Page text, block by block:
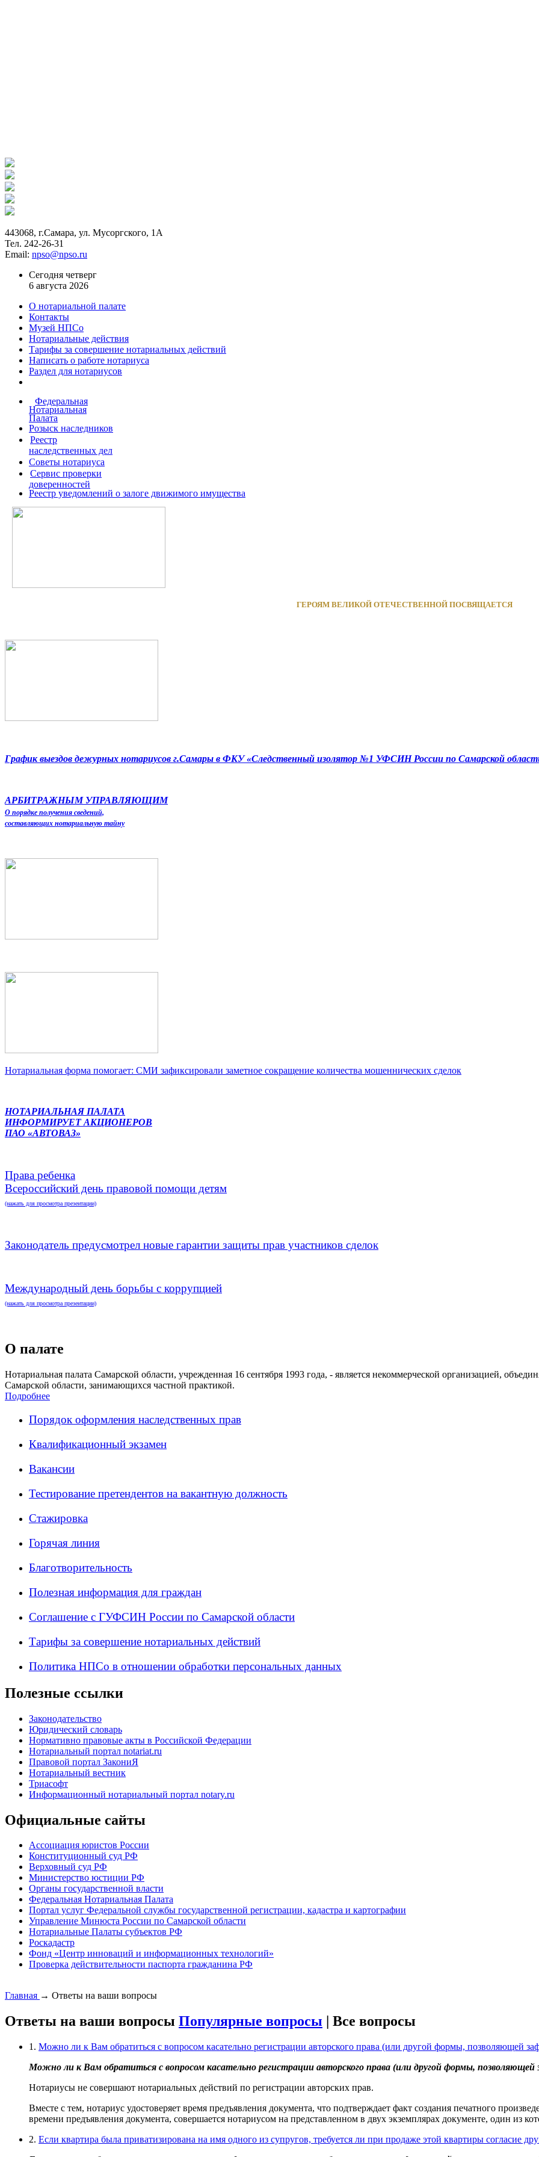
443068, г.Самара, ул. Мусоргского, 1А
Тел. 242-26-31
Email: npso@npso.ru
Сегодня четверг
6 августа 2026
О нотариальной палате
Контакты
Музей НПСо
Нотариальные действия
Тарифы за совершение нотариальных действий
Написать о работе нотариуса
Раздел для нотариусов
Федеральная
Нотариальная
Палата
Розыск наследников
Реестр
наследственных дел
Советы нотариуса
Сервис проверки
доверенностей
Реестр уведомлений о залоге движимого имущества
ГЕРОЯМ ВЕЛИКОЙ ОТЕЧЕСТВЕННОЙ ПОСВЯЩАЕТСЯ
График выездов дежурных нотариусов г.Самары в ФКУ «Следственный изолятор №1 УФСИН России по Самарской
АРБИТРАЖНЫМ УПРАВЛЯЮЩИМ
О порядке получения сведений,
составляющих нотариальную тайну
Нотариальная форма помогает: СМИ зафиксировали заметное сокращение количества мошеннических сделок
НОТАРИАЛЬНАЯ ПАЛАТА
ИНФОРМИРУЕТ АКЦИОНЕРОВ
ПАО «АВТОВАЗ»
Права ребенка
Всероссийский день правовой помощи детям
(нажать для просмотра презентации)
Законодатель предусмотрел новые гарантии защиты прав участников сделок
Международный день борьбы с коррупцией
(нажать для просмотра презентации)
О палате
Нотариальная палата Самарской области, учрежденная 16 сентября 1993 года, - является некоммерческой организацией,
Самарской области, занимающихся частной практикой.
Подробнее
Порядок оформления наследственных прав
Квалификационный экзамен
Вакансии
Тестирование претендентов на вакантную должность
Стажировка
Горячая линия
Благотворительность
Полезная информация для граждан
Соглашение с ГУФСИН России по Самарской области
Тарифы за совершение нотариальных действий
Политика НПСо в отношении обработки персональных данных
Полезные ссылки
Законодательство
Юридический словарь
Нормативно правовые акты в Российской Федерации
Нотариальный портал notariat.ru
Правовой портал ЗакониЯ
Нотариальный вестник
Триасофт
Информационный нотариальный портал notary.ru
Официальные сайты
Ассоциация юристов России
Конституционный суд РФ
Верховный суд РФ
Министерство юстиции РФ
Органы государственной власти
Федеральная Нотариальная Палата
Портал услуг Федеральной службы государственной регистрации, кадастра и картографии
Управление Минюста России по Самарской области
Нотариальные Палаты субъектов РФ
Роскадастр
Фонд «Центр инноваций и информационных технологий»
Проверка действительности паспорта гражданина РФ
Главная → Ответы на ваши вопросы
Ответы на ваши вопросы Популярные вопросы Все вопросы
1. Можно ли к Вам обратиться с вопросом касательно регистрации авторского права (или другой формы, позволяющей
Можно ли к Вам обратиться с вопросом касательно регистрации авторского права (или другой формы, позволяющей
Нотариусы не совершают нотариальных действий по регистрации авторских прав.
Вместе с тем, нотариус удостоверяет время предъявления документа, что подтверждает факт создания печатного
времени предъявления документа, совершается нотариусом на представленном в двух экземплярах документе, один из
2. Если квартира была приватизирована на имя одного из супругов, требуется ли при продаже этой квартиры согласие